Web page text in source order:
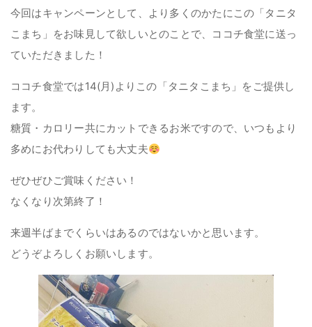
今回はキャンペーンとして、より多くのかたにこの「タニタ
こまち」をお味見して欲しいとのことで、ココチ食堂に送っ
ていただきました！
ココチ食堂では14(月)よりこの「タニタこまち」をご提供し
ます。
糖質・カロリー共にカットできるお米ですので、いつもより
多めにお代わりしても大丈夫
ぜひぜひご賞味ください！
なくなり次第終了！
来週半ばまでくらいはあるのではないかと思います。
どうぞよろしくお願いします。